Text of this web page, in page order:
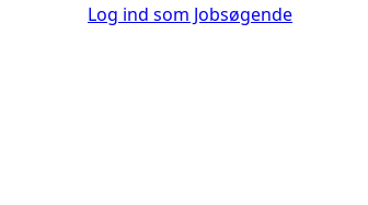
Log ind som Jobsøgende